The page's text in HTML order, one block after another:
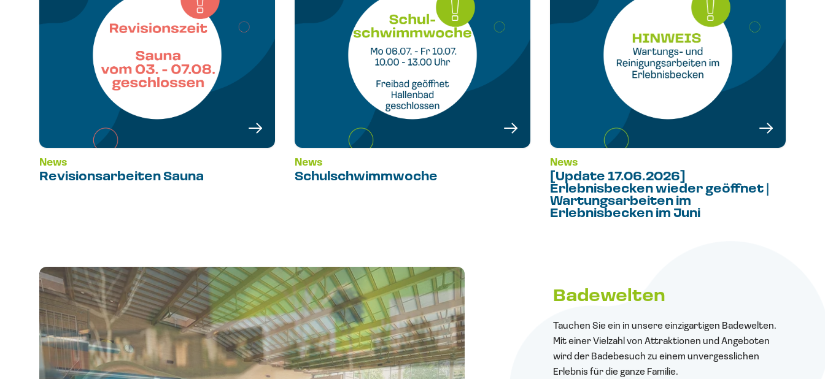
News
Revisionsarbeiten Sauna
News
Schulschwimmwoche
News
[Update 17.06.2026]
Erlebnisbecken wieder geöffnet |
Wartungsarbeiten im
Erlebnisbecken im Juni
Badewelten
Tauchen Sie ein in unsere einzigartigen Badewelten.
Mit einer Vielzahl von Attraktionen und Angeboten
wird der Badebesuch zu einem unvergesslichen
Erlebnis für die ganze Familie.